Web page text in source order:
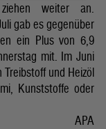
weiter an.
gab es gegenüber
ein Plus von 6,9
mit. Im Juni
und Heizöl
Kunststoffe oder
APA